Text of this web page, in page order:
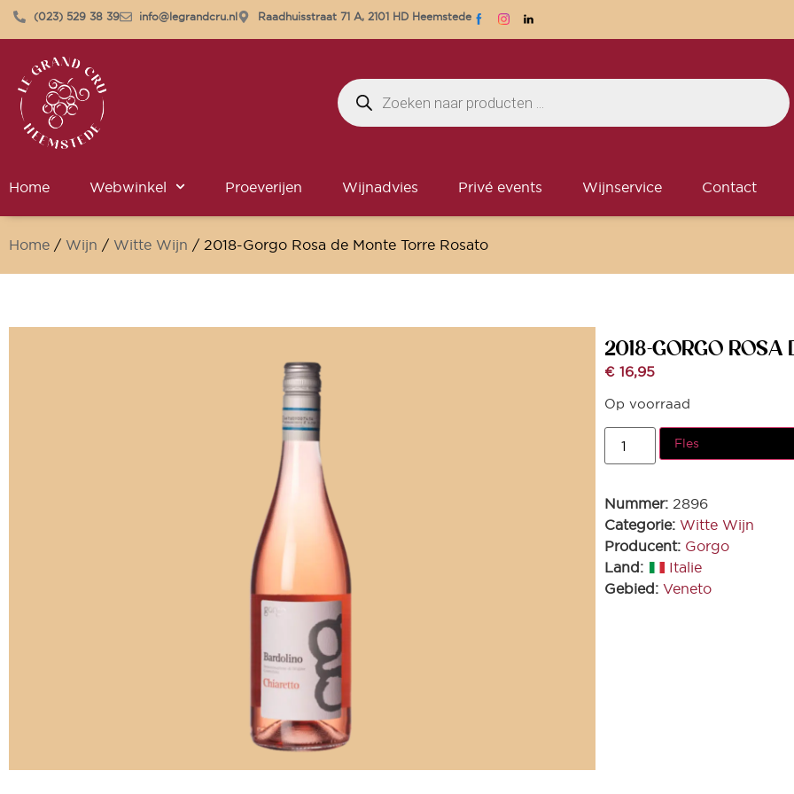
(023) 529 38 39 info@legrandcru.nl Raadhuisstraat 71 A, 2101 HD Heemstede
Home Webwinkel Proeverijen Wijnadvies Privé events Wijnservice Contact
Home / Wijn / Witte Wijn / 2018-Gorgo Rosa de Monte Torre Rosato
2018-GORGO ROSA
€ 16,95
Op voorraad
Fles
Nummer: 2896
Categorie: Witte Wijn
Producent: Gorgo
Land:
Italie
Gebied: Veneto